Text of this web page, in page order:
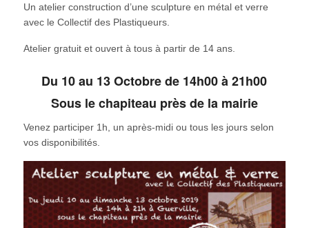
Un atelier construction d’une sculpture en métal et verre
avec le Collectif des Plastiqueurs.
Atelier gratuit et ouvert à tous à partir de 14 ans.
Du 10 au 13 Octobre de 14h00 à 21h00
Sous le chapiteau près de la mairie
Venez participer 1h, un après-midi ou tous les jours selon
vos disponibilités.